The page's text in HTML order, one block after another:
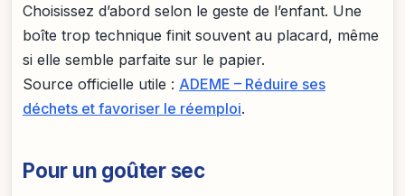
Choisissez d’abord selon le geste de l’enfant. Une
boîte trop technique finit souvent au placard, même
si elle semble parfaite sur le papier.
Source officielle utile : ADEME – Réduire ses
déchets et favoriser le réemploi.
Pour un goûter sec